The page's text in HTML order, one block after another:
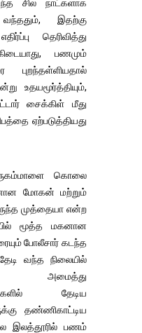
சில நாட்களாக
வந்ததும், இதற்கு
தெரிவித்து
பணமும்
உதயமூர்த்தியும்,
சைக்கிள் மீது
ஏற்படுத்தியது
கொலை
மோகன் மற்றும்
முத்தையா என்ற
மூத்த மகனான
போலீசார் கடந்த
வந்த நிலையில்
அமைத்து
தேடிய
தண்ணிகாட்டிய
இலத்தூரில் பணம்